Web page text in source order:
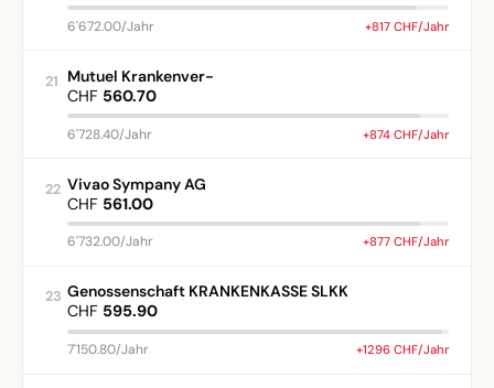
6'672.00/Jahr +817 CHF/Jahr
21 Mutuel Krankenver-
CHF 560.70
6'728.40/Jahr +874 CHF/Jahr
22 Vivao Sympany AG
CHF 561.00
6'732.00/Jahr +877 CHF/Jahr
23 Genossenschaft KRANKENKASSE SLKK
CHF 595.90
7'150.80/Jahr +1296 CHF/Jahr